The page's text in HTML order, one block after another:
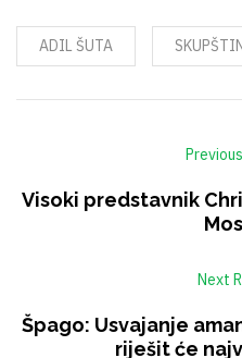
ADIL ŠUTA
Visoki predstavnik
Next
Špago: Usvajanje
riješit će